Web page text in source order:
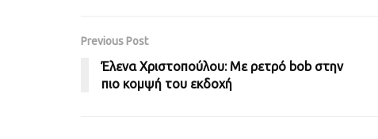
Previous Post
Έλενα Χριστοπούλου: Με ρετρό bob στην
πιο κομψή του εκδοχή